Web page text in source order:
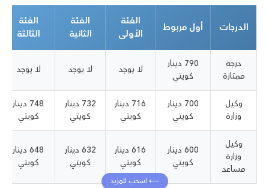
الدرجات أول مربوط
الفئة
الأولى
الفئة
الثانية
الفئة
الثالثة
درجة
ممتازة
790 دينار
كويتي
لا يوجد لا يوجد لا يوجد
وكيل
وزارة
700 دينار
كويتي
716 دينار
كويتي
732 دينار
كويتي
748 دينار
كويتي
وكيل
وزارة
مساعد
600 دينار
كويتي
616 دينار
كويتي
632 دينار
كويتي
648 دينار
كويتي